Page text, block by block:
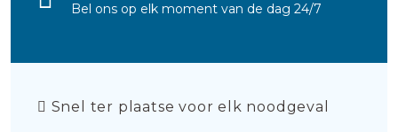
Bel ons op elk moment van de dag 24/7
Snel ter plaatse voor elk noodgeval